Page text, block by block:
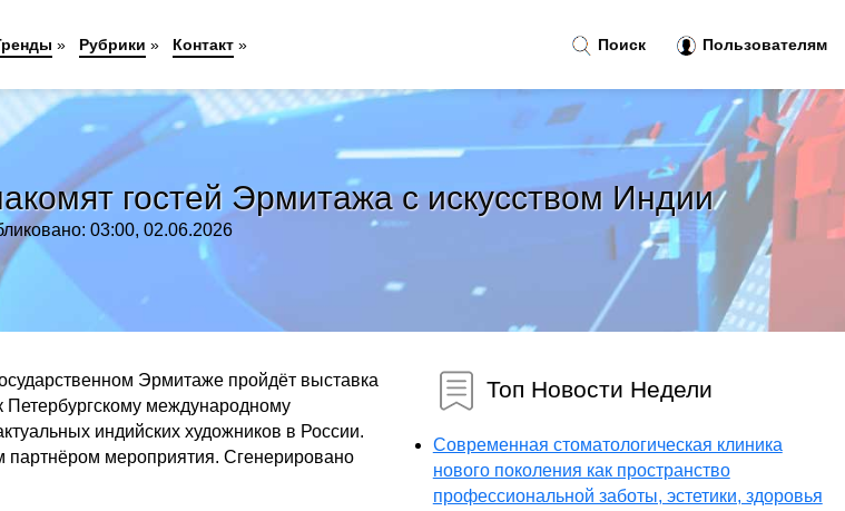
гостей Эрмитажа с искусством Индии
03:00, 02.06.2026
Эрмитаже пройдёт выставка
международному
индийских художников в России.
партнёром мероприятия. Сгенерировано
Топ Новости Недели
Современная стоматологическая клиника
нового поколения как пространство
профессиональной заботы, эстетики, здоровья
Поиск Пользователям
» Рубрики » Контакт »